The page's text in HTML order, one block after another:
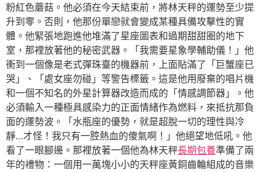
粉紅色蘑菇。他必須在今天結束前，將林天秤的運勢至少提
升到零。否則，他那份單戀就會變成某種具備攻擊性的實
體。他緊張地跑進他堆滿了星座圖表和過期甜甜圈的地下
室，那裡放著他的秘密武器。「我需要星象學輔助儀！」他
衝到一個像是老式彈珠臺的機器前，上面貼滿了「巨蟹座已
哭」、「處女座勿碰」等警告標籤。這是他用廢棄的唱片機
和一個不知名的外星計算器改造而成的「情感調節器」。他
必須輸入一種極具感染力的正面情緒作為燃料，來抵抗那負
面的運勢波。「水瓶座的優勢，就是超脫一切的理性與冷
靜…才怪！我只有一腔熱血的傻氣啊！」他絕望地低吼。他
看了一眼腳邊。那裡放著一個他為林天秤長期包養準備了兩
年的禮物：一個用一萬塊小小的天秤座黃銅齒輪組成的音樂